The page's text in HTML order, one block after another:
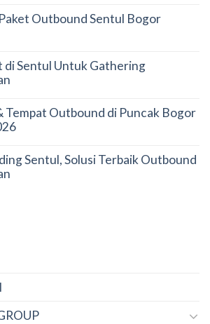
Outbound Sentul Bogor
di Sentul Untuk Gathering
Tempat Outbound di Puncak Bogor
Sentul, Solusi Terbaik Outbound